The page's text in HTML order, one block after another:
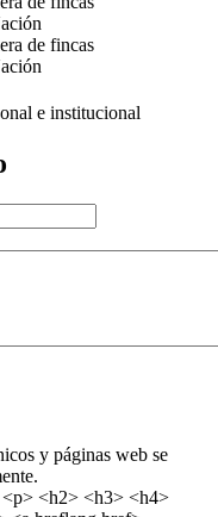
e institucional
y páginas web se
<h2> <h3> <h4>